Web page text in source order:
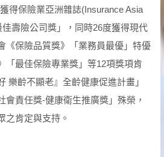
得保險業亞洲雜誌(Insurance Asia
壽險公司獎」，同時26度獲得現代
《保險品質獎》「業務員最優」特優
「最佳保險專業獎」等12項獎項肯
樂齡不顯老』全齡健康促進計畫」
會責任獎-健康衛生推廣獎」殊榮，
之肯定與支持。